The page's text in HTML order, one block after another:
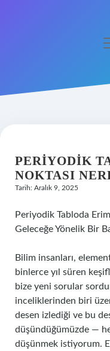
Hakkımızda
PERIYODIK
NOKTASI
Tarih: Aralık 9, 2025
Periyodik Tabloda
Geleceğe Yönelik Bir
Bilim insanları,
binlerce yıl süren
bize yeni sorular
inceliklerinden biri
desen izlediği ve bu
düşündüğümüzde —
düşünmek istiyorum.